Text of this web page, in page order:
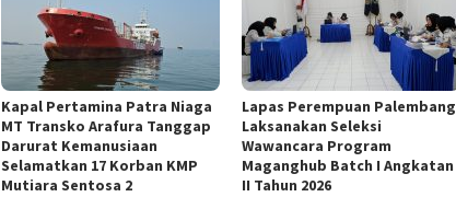
Kapal Pertamina Patra Niaga
MT Transko Arafura Tanggap
Darurat Kemanusiaan
Selamatkan 17 Korban KMP
Mutiara Sentosa 2
Lapas Perempuan Palembang
Laksanakan Seleksi
Wawancara Program
Maganghub Batch I Angkatan
II Tahun 2026